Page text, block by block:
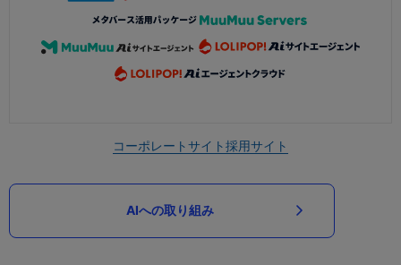
コーポレートサイト採用サイト
AIへの取り組み